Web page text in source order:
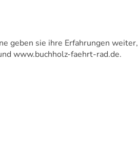
geben sie ihre Erfahrungen weiter,
www.buchholz-faehrt-rad.de.